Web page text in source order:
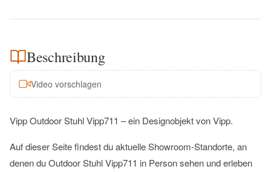
Beschreibung
Video vorschlagen
Vipp Outdoor Stuhl Vipp711 – ein Designobjekt von Vipp.
Auf dieser Seite findest du aktuelle Showroom-Standorte, an
denen du Outdoor Stuhl Vipp711 in Person sehen und erleben